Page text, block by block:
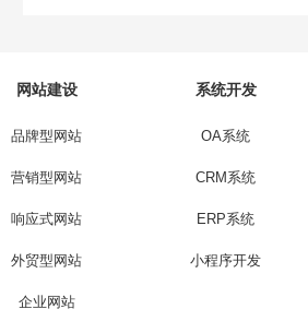
网站建设
品牌型网站
营销型网站
响应式网站
外贸型网站
企业网站
系统开发
OA系统
CRM系统
ERP系统
小程序开发